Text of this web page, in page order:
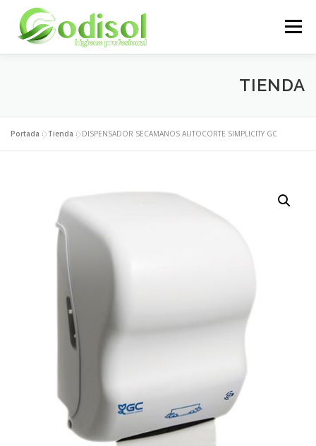
contenido
Menú
ÁREA CLIENTES CONTACTO
TIENDA
Portada »Tienda »DISPENSADOR SECAMANOS AUTOCORTE SIMPLICITY GC